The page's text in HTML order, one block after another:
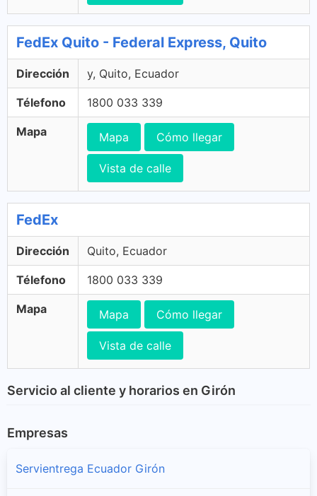
FedEx Quito - Federal Express, Quito
Dirección y, Quito, Ecuador
Télefono 1800 033 339
Mapa Mapa Cómo llegar
Vista de calle
FedEx
Dirección Quito, Ecuador
Télefono 1800 033 339
Mapa Mapa Cómo llegar
Vista de calle
Servicio al cliente y horarios en Girón
Empresas
Servientrega Ecuador Girón